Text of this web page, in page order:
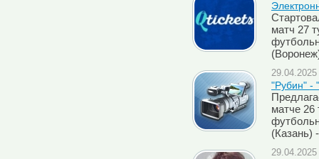
матч 27
"Рубин" -
матче 26
(Казань)